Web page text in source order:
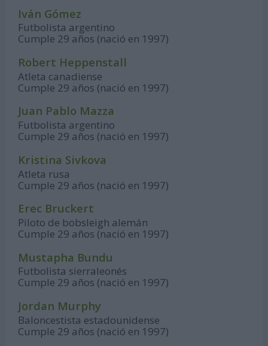
Iván Gómez
Futbolista argentino
Cumple 29 años (nació en 1997)
Robert Heppenstall
Atleta canadiense
Cumple 29 años (nació en 1997)
Juan Pablo Mazza
Futbolista argentino
Cumple 29 años (nació en 1997)
Kristina Sivkova
Atleta rusa
Cumple 29 años (nació en 1997)
Erec Bruckert
Piloto de bobsleigh alemán
Cumple 29 años (nació en 1997)
Mustapha Bundu
Futbolista sierraleonés
Cumple 29 años (nació en 1997)
Jordan Murphy
Baloncestista estadounidense
Cumple 29 años (nació en 1997)